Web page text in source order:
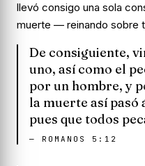
llevó consigo una sola
muerte — reinando sobre
De consiguiente,
uno, así como el
por un hombre, y
la muerte así pasó
pues que todos
— ROMANOS 5:12